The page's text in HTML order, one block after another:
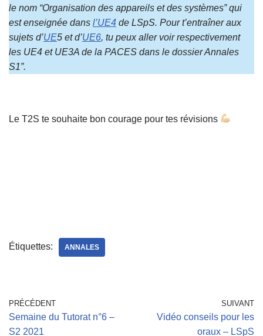
le nom “Organisation des appareils et des systèmes” qui
est enseignée dans l’UE4 de LSpS. Pour t’entraîner aux
sujets d’UE5 et d’UE6, tu peux aller voir respectivement
les UE4 et UE3A de la PACES dans le dossier Annales
S1”.
Le T2S te souhaite bon courage pour tes révisions
Étiquettes: ANNALES
PRÉCÉDENT
Semaine du Tutorat n°6 –
S2 2021
SUIVANT
Vidéo conseils pour les
oraux – LSpS